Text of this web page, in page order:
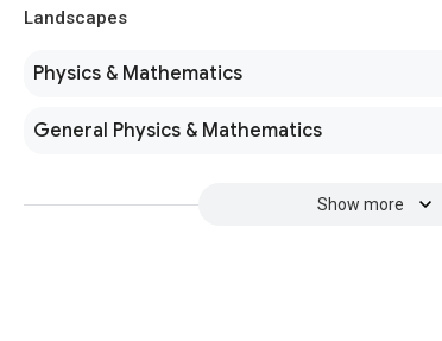
Landscapes
Physics & Mathematics
General Physics & Mathematics
Show more